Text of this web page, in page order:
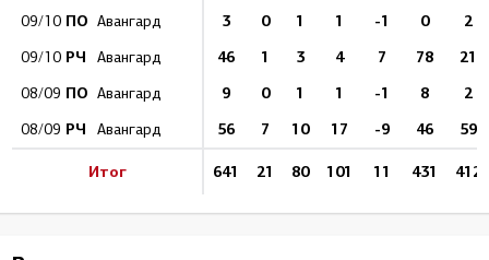
09/10 ПО Авангард 3 0 1 1 -1 0 2
09/10 РЧ Авангард 46 1 3 4 7 78 21
08/09 ПО Авангард 9 0 1 1 -1 8 2
08/09 РЧ Авангард 56 7 10 17 -9 46 59
Итог 641 21 80 101 11 431 412